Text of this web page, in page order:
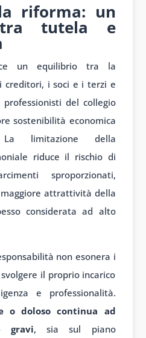
riforma: un
tutela e
un equilibrio tra la
creditori, i soci e i terzi e
del collegio
sostenibilità economica
limitazione della
riduce il rischio di
sproporzionati,
attrattività della
considerata ad alto
non esonera i
il proprio incarico
e professionalità.
o doloso continua ad
gravi, sia sul piano